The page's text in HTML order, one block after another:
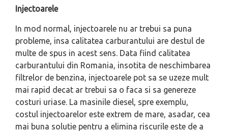
Injectoarele
In mod normal, injectoarele nu ar trebui sa puna
probleme, insa calitatea carburantului are destul de
multe de spus in acest sens. Data fiind calitatea
carburantului din Romania, insotita de neschimbarea
filtrelor de benzina, injectoarele pot sa se uzeze mult
mai rapid decat ar trebui sa o faca si sa genereze
costuri uriase. La masinile diesel, spre exemplu,
costul injectoarelor este extrem de mare, asadar, cea
mai buna solutie pentru a elimina riscurile este de a